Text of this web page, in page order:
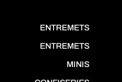
ENTREMETS
ENTREMETS
MINIS